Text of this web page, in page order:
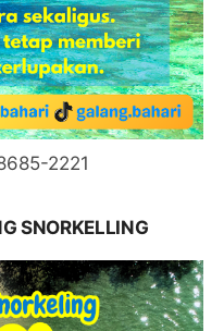
2221
SNORKELLING